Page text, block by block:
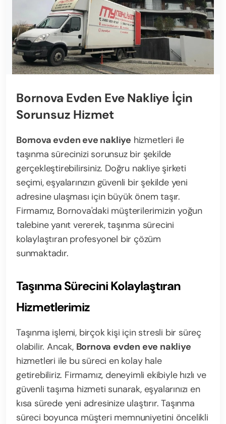
Bornova Evden Eve Nakliye İçin
Sorunsuz Hizmet
Bornova evden eve nakliye hizmetleri ile
taşınma sürecinizi sorunsuz bir şekilde
gerçekleştirebilirsiniz. Doğru nakliye şirketi
seçimi, eşyalarınızın güvenli bir şekilde yeni
adresine ulaşması için büyük önem taşır.
Firmamız, Bornova'daki müşterilerimizin yoğun
talebine yanıt vererek, taşınma sürecini
kolaylaştıran profesyonel bir çözüm
sunmaktadır.
Taşınma Sürecini Kolaylaştıran
Hizmetlerimiz
Taşınma işlemi, birçok kişi için stresli bir süreç
olabilir. Ancak, Bornova evden eve nakliye
hizmetleri ile bu süreci en kolay hale
getirebiliriz. Firmamız, deneyimli ekibiyle hızlı ve
güvenli taşıma hizmeti sunarak, eşyalarınızı en
kısa sürede yeni adresinize ulaştırır. Taşınma
süreci boyunca müşteri memnuniyetini öncelikli